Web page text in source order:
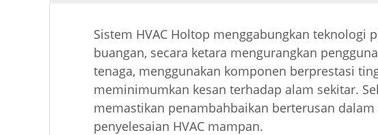
Sistem HVAC Holtop menggabungkan
buangan, secara ketara mengurangkan
tenaga, menggunakan komponen berprestasi
meminimumkan kesan terhadap alam sekitar.
memastikan penambahbaikan berterusan
penyelesaian HVAC mampan.